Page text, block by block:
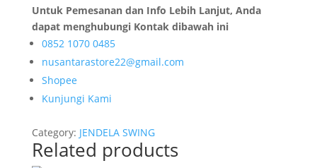
Untuk Pemesanan dan Info Lebih Lanjut, Anda
dapat menghubungi Kontak dibawah ini
0852 1070 0485
nusantarastore22@gmail.com
Shopee
Kunjungi Kami
Category: JENDELA SWING
Related products